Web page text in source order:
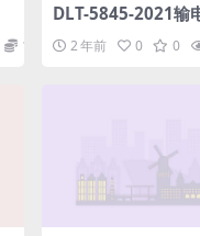
1.98
DLT-5845-2021输
术规范
2 年前 0 0